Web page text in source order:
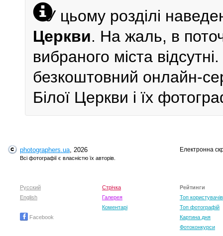
У цьому розділі
Церкви. На жаль, в
вибраного міста
безкоштовний онлайн-
Білої Церкви і їх
photographers.ua, 2026
Всі фотографії є власністю їх авторів.
Електронна
Русский
English
Facebook
Стрічка
Галерея
Коментарі
Рейтинги
Топ користувачів
Топ фотографій
Картина дня
Фотоконкурси